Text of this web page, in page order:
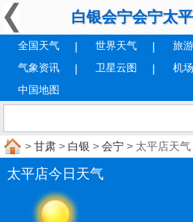
白银会宁会宁太
全国天气 世界天气 旅
气象资讯
卫星云图 机
中国地图
> 甘肃 > 白银 > 会宁 > 太平店天气
太平店今日天气